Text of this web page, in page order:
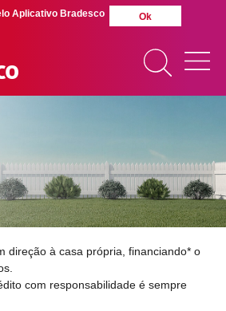
SUAS BUSCAS
RECENTES
direção à casa própria, financiando* o
com responsabilidade é sempre
Aplicativo Bradesco Ok